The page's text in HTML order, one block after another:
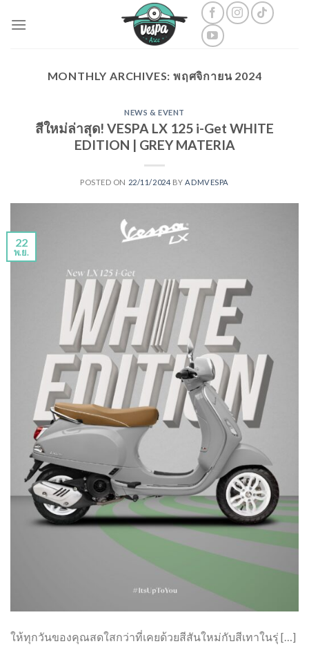
MONTHLY ARCHIVES: พฤศจิกายน 2024
NEWS & EVENT
สีใหม่ล่าสุด! VESPA LX 125 i-Get WHITE
EDITION | GREY MATERIA
POSTED ON 22/11/2024 BY ADMVESPA
22
พ.ย.
ให้ทุกวันของคุณสดใสกว่าที่เคยด้วยสีสันใหม่กับสีเทาในรุ่ […]